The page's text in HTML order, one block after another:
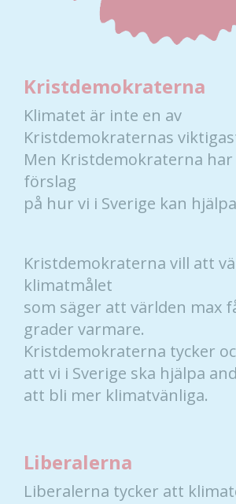
Kristdemokraterna
Klimatet är inte en av
Kristdemokraternas
Men Kristdemokraterna
förslag
på hur vi i Sverige kan
Kristdemokraterna vill att
klimatmålet
som säger att världen max
grader varmare.
Kristdemokraterna tycker
att vi i Sverige ska hjälpa
att bli mer klimatvänliga.
Liberalerna
Liberalerna tycker att
välja
taget
För
kunna